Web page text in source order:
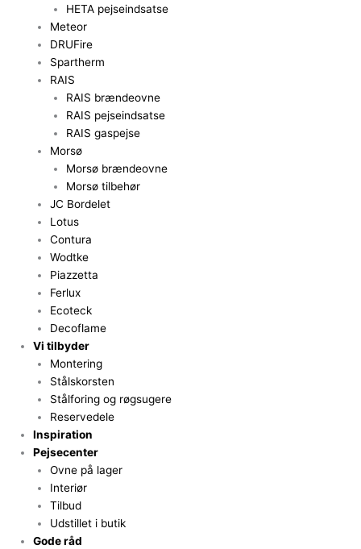
HETA pejseindsatse
Meteor
DRUFire
Spartherm
RAIS
RAIS brændeovne
RAIS pejseindsatse
RAIS gaspejse
Morsø
Morsø brændeovne
Morsø tilbehør
JC Bordelet
Lotus
Contura
Wodtke
Piazzetta
Ferlux
Ecoteck
Decoflame
Vi tilbyder
Montering
Stålskorsten
Stålforing og røgsugere
Reservedele
Inspiration
Pejsecenter
Ovne på lager
Interiør
Tilbud
Udstillet i butik
Gode råd